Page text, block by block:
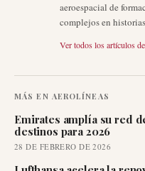
aeroespacial de
complejos en
Ver todos los artículos de
MÁS EN AEROLÍNEAS
Emirates amplía su red
destinos para 2026
28 DE FEBRERO DE 2026